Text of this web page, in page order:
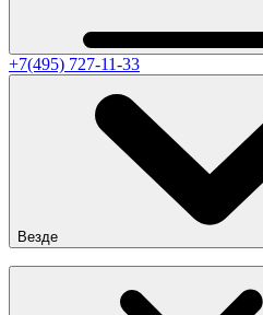
+7(495) 727-11-33
Везде